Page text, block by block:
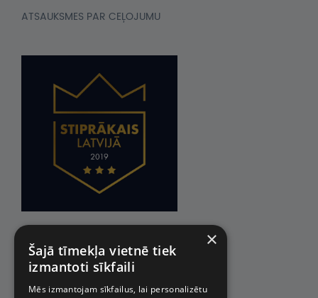
ATSAUKSMES PAR CEĻOJUMU
×
Šajā tīmekļa vietnē tiek
izmantoti sīkfaili
Mēs izmantojam sīkfailus, lai personalizētu